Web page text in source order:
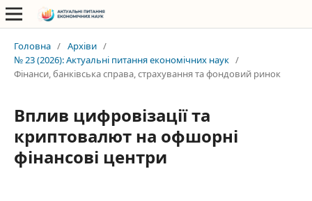
Головна / Архіви /
№ 23 (2026): Актуальні питання економічних наук /
Фінанси, банківська справа, страхування та фондовий ринок
Вплив цифровізації та
криптовалют на офшорні
фінансові центри